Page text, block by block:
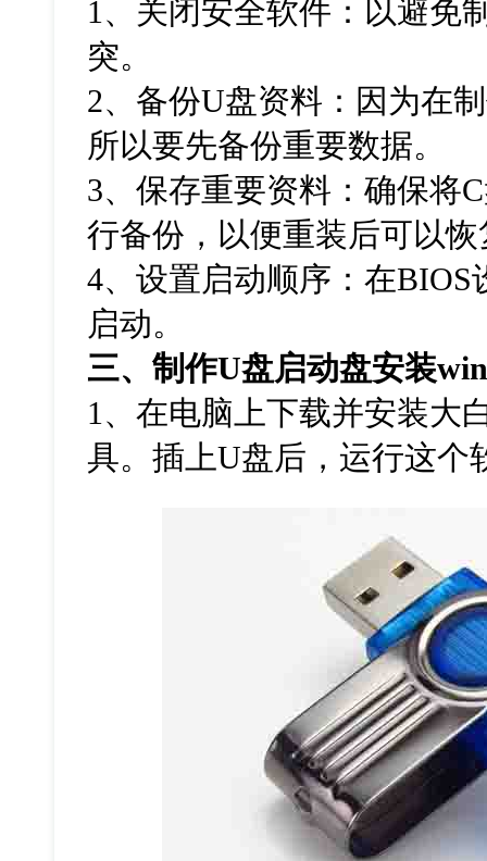
1 、关闭安全软件：以避免
突。
2、备份U盘资料：因为在
所以要先备份重要数据。
3、保存重要资料：确保将C
行备份，以便重装后可以恢
4、设置启动顺序：在BIOS
启动。
三、制作U盘启动盘安装
1 、在电脑上下载并安装大
具。插上U盘后，运行这个